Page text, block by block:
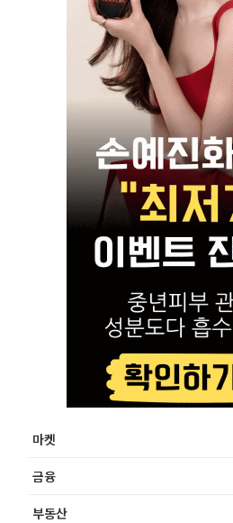
마켓
금융
부동산